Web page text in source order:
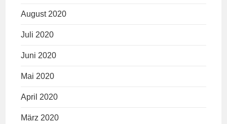
August 2020
Juli 2020
Juni 2020
Mai 2020
April 2020
März 2020